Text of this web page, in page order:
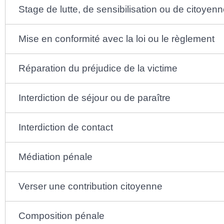
Stage de lutte, de sensibilisation ou de
Mise en conformité avec la loi ou le règlement
Réparation du préjudice de la victime
Interdiction de séjour ou de paraître
Interdiction de contact
Médiation pénale
Verser une contribution citoyenne
Composition pénale